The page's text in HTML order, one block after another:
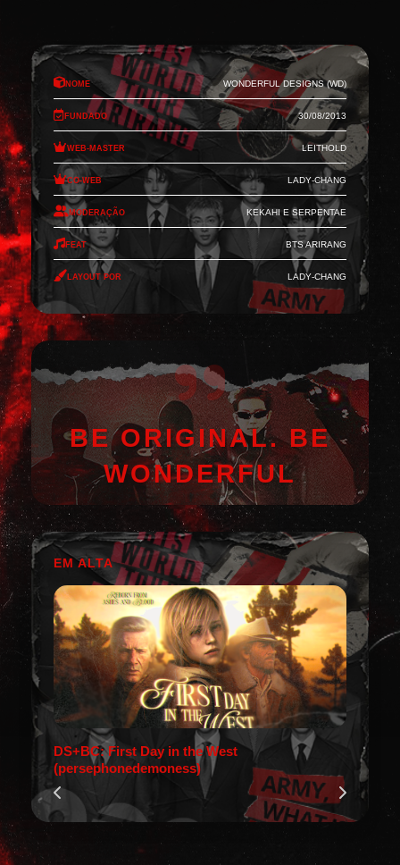
Nome Wonderful Designs (WD)
Fundado 30/08/2013
Web-Master Leithold
Co-Web Lady-Chang
Moderação Kekahi e Serpentae
Feat BTS Arirang
Layout por Lady-Chang
BE ORIGINAL. BE
WONDERFUL
EM ALTA
DS+BC: First Day in the West
(persephonedemoness)